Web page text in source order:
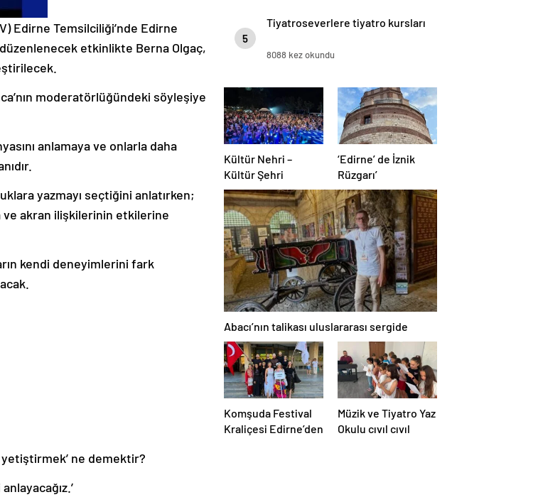
Edirne Temsilciliği’nde Edirne
etkinlikte Berna Olgaç,
moderatörlüğündeki söyleşiye
anlamaya ve onlarla daha
yazmayı seçtiğini anlatırken;
ve akran ilişkilerinin etkilerine
kendi deneyimlerini fark
yetiştirmek’ ne demektir?
5
Tiyatroseverlere tiyatro kursları
8088 kez okundu
Kültür Nehri –
Kültür Şehri
‘Edirne’ de İznik
Rüzgarı’
Abacı’nın talikası uluslararası sergide
Komşuda Festival
Kraliçesi Edirne’den
Müzik ve Tiyatro Yaz
Okulu cıvıl cıvıl